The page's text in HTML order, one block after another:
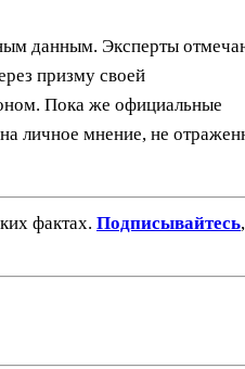
данным. Эксперты
призму своей
Пока же официальные
личное мнение, не
фактах. Подписывайтесь,